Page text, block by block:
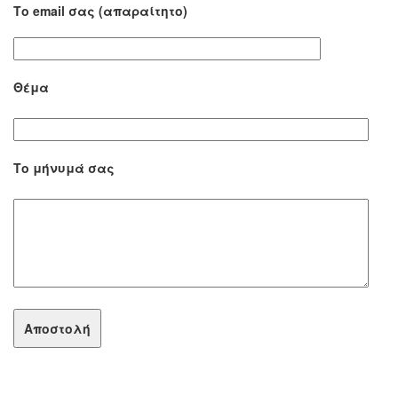
Το email σας (απαραίτητο)
Θέμα
Το μήνυμά σας